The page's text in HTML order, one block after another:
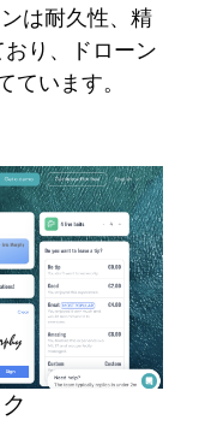
は耐久性、精
り、ドローン
います。